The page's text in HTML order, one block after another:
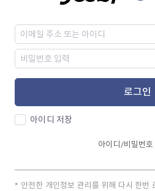
로그인
아이디 저장
아이디/비밀번호
안전한 개인정보 관리를 위해 다시 한번